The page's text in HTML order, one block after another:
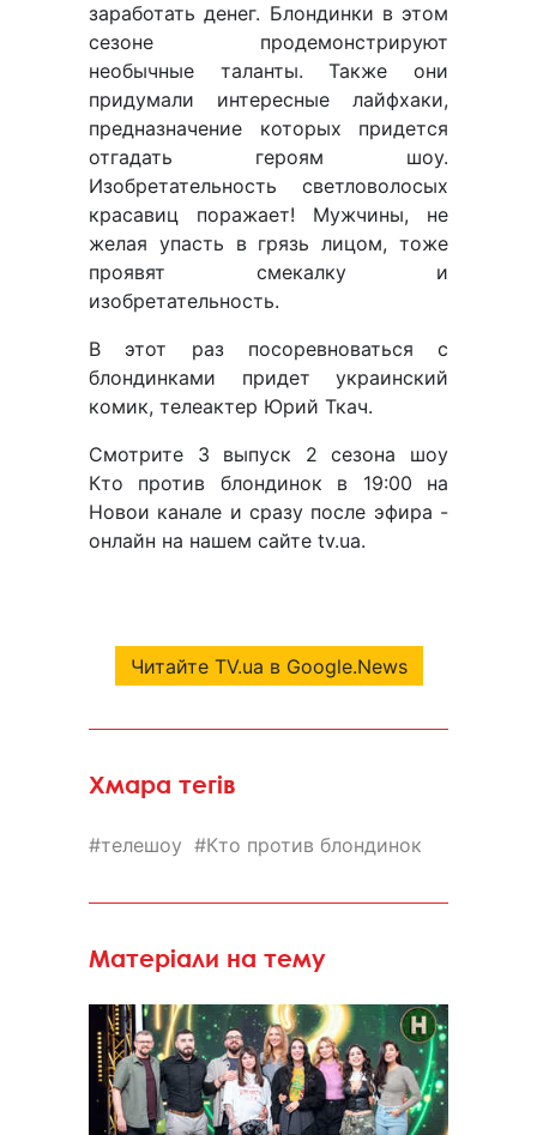
заработать денег. Блондинки в этом
сезоне продемонстрируют
необычные таланты. Также они
придумали интересные лайфхаки,
предназначение которых придется
отгадать героям шоу.
Изобретательность светловолосых
красавиц поражает! Мужчины, не
желая упасть в грязь лицом, тоже
проявят смекалку и
изобретательность.
В этот раз посоревноваться с
блондинками придет украинский
комик, телеактер Юрий Ткач.
Смотрите 3 выпуск 2 сезона шоу
Кто против блондинок в 19:00 на
Новои канале и сразу после эфира -
онлайн на нашем сайте tv.ua.
Читайте TV.ua в Google.News
Хмара тегів
телешоу Кто против блондинок
Матеріали на тему